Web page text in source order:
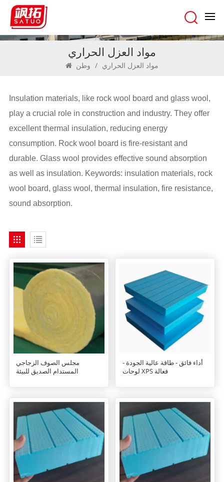
مواد العزل الحراري
/ مواد العزل الحراري
Insulation materials, like rock wool board and glass wool,
play a crucial role in construction and industry. They offer
excellent thermal insulation, reducing energy
consumption. Rock wool board is fire-resistant and
durable. Glass wool provides effective sound absorption
as well as insulation. Keywords: insulation materials, rock
wool board, glass wool, thermal insulation, fire resistance,
sound absorption.
مجلس الصوف الزجاجي
المستدام الصديق للبيئة
أداء فائق - طاقة عالية الجودة -
لوحات XPS فعالة